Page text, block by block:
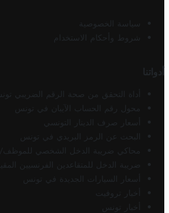
سياسة الخصوصية
شروط وأحكام الاستخدام
أدواتنا
أداة التحقق من صحة الرقم الضريبي
محول رقم الحساب الآيبان في تونس
أسعار صرف الدينار التونسي
البحث عن الرمز البريدي في تونس
محاكي ضريبة الدخل الشخصي للموظف/
ضريبة الدخل للمتقاعدين الفرنسيين
أسعار السيارات الجديدة في تونس
أخبار تروفيت
أخبار تونس